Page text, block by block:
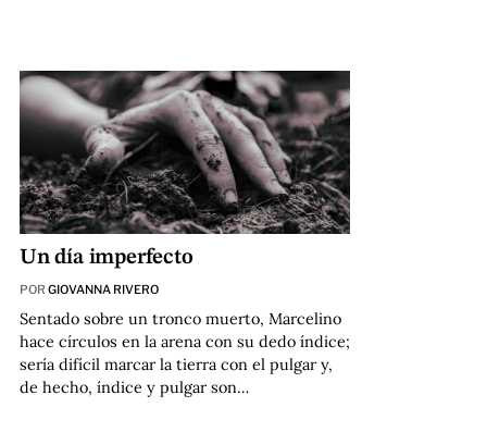
Un día imperfecto
POR GIOVANNA RIVERO
Sentado sobre un tronco muerto, Marcelino
hace círculos en la arena con su dedo índice;
sería difícil marcar la tierra con el pulgar y,
de hecho, índice y pulgar son…